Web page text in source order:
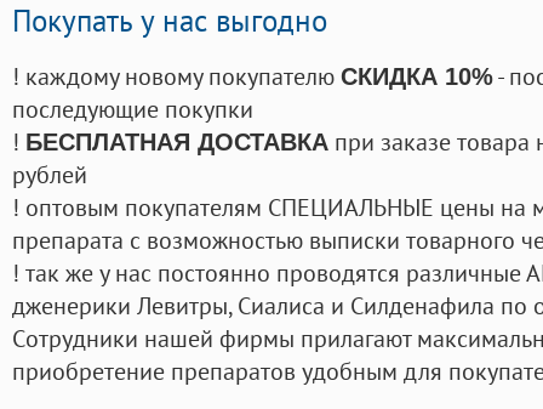
Покупать у нас выгодно
! каждому новому покупателю СКИДКА 10%-
последующие покупки
! БЕСПЛАТНАЯ ДОСТАВКА при заказе
рублей
! оптовым покупателям СПЕЦИАЛЬНЫЕ цены на
препарата с возможностью выписки товарного
! так же у нас постоянно проводятся
дженерики Левитры, Сиалиса и Силденафила по
Cотрудники нашей фирмы прилагают
приобретение препаратов удобным для